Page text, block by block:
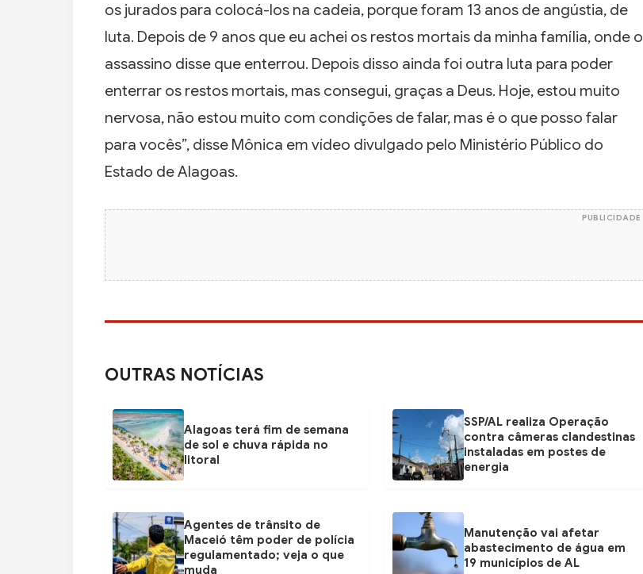
os jurados para colocá-los na cadeia, porque foram 13 anos de angústia, de
luta. Depois de 9 anos que eu achei os restos mortais da minha família, onde o
assassino disse que enterrou. Depois disso ainda foi outra luta para poder
enterrar os restos mortais, mas consegui, graças a Deus. Hoje, estou muito
nervosa, não estou muito com condições de falar, mas é o que posso falar
para vocês”, disse Mônica em vídeo divulgado pelo Ministério Público do
Estado de Alagoas.
PUBLICIDADE
OUTRAS NOTÍCIAS
Alagoas terá fim de semana
de sol e chuva rápida no
litoral
SSP/AL realiza Operação
contra câmeras clandestinas
instaladas em postes de
energia
Agentes de trânsito de
Maceió têm poder de polícia
regulamentado; veja o que
muda
Manutenção vai afetar
abastecimento de água em
19 municípios de AL